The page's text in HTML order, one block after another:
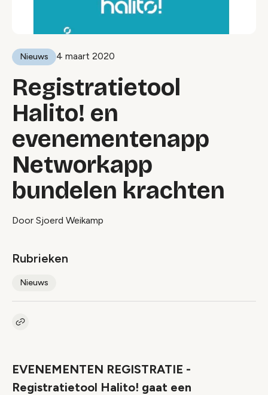
Nieuws 4 maart 2020
Registratietool
Halito! en
evenementenapp
Networkapp
bundelen krachten
Door Sjoerd Weikamp
Rubrieken
Nieuws
Kopieer link naar artikel
EVENEMENTEN REGISTRATIE -
Registratietool Halito! gaat een